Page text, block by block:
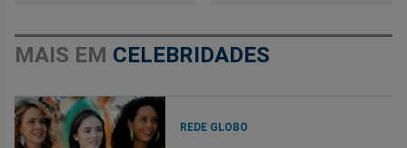
MAIS EM CELEBRIDADES
REDE GLOBO